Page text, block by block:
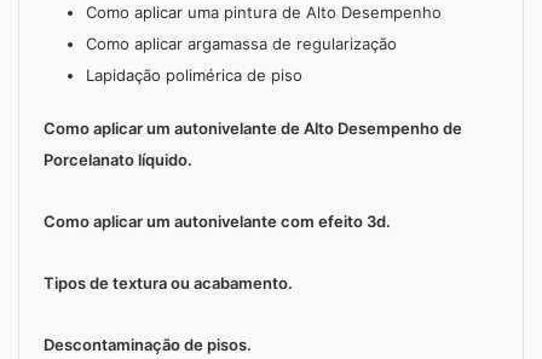
Como aplicar uma pintura de Alto Desempenho
Como aplicar argamassa de regularização
Lapidação polimérica de piso
Como aplicar um autonivelante de Alto Desempenho de
Porcelanato líquido.
Como aplicar um autonivelante com efeito 3d.
Tipos de textura ou acabamento.
Descontaminação de pisos.